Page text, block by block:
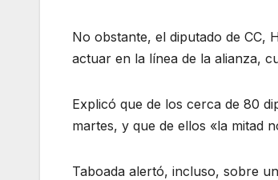
No obstante, el diputado de CC,
actuar en la línea de la alianza,
Explicó que de los cerca de 80
martes, y que de ellos «la mitad
Taboada alertó, incluso, sobre